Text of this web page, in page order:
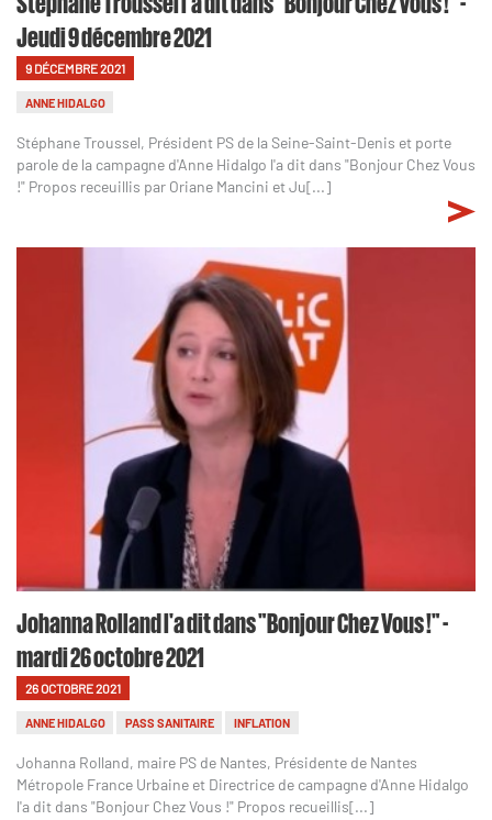
Jeudi 9 décembre 2021
9 DÉCEMBRE 2021
ANNE HIDALGO
Stéphane Troussel, Président PS de la Seine-Saint-Denis et porte
parole de la campagne d'Anne Hidalgo l'a dit dans "Bonjour Chez Vous
!" Propos receuillis par Oriane Mancini et Ju[...]
Johanna Rolland l'a dit dans "Bonjour Chez Vous !" -
mardi 26 octobre 2021
26 OCTOBRE 2021
ANNE HIDALGO PASS SANITAIRE INFLATION
Johanna Rolland, maire PS de Nantes, Présidente de Nantes
Métropole France Urbaine et Directrice de campagne d'Anne Hidalgo
l'a dit dans "Bonjour Chez Vous !" Propos recueillis[...]